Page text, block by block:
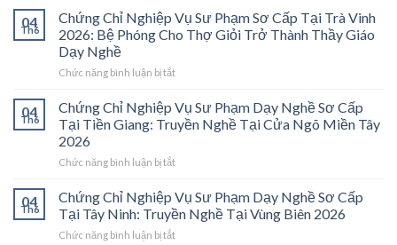
Chỉ
Nghiệp
Vụ
Phạm
Cấp
Tại
Vĩnh
2026:
Cánh
Cửa
Nghề
“Thầy
04
Th6
Chứng Chỉ Nghiệp Vụ Sư Phạm Sơ Cấp Tại Trà Vinh
2026: Bệ Phóng Cho Thợ Giỏi Trở Thành Thầy Giáo
Dạy Nghề
Chức năng bình luận bị tắtở
Chỉ
Nghiệp
Vụ
Phạm
Cấp
Tại
Trà
Vinh
04
Th6
Chứng Chỉ Nghiệp Vụ Sư Phạm Dạy Nghề Sơ Cấp
Tại Tiền Giang: Truyền Nghề Tại Cửa Ngõ Miền Tây
2026
Chức năng bình luận bị tắtở
Chỉ
Nghiệp
Vụ
Sư
04
Th6
Chứng Chỉ Nghiệp Vụ Sư Phạm Dạy Nghề Sơ Cấp
Tại Tây Ninh: Truyền Nghề Tại Vùng Biên 2026
Chức năng bình luận bị tắtở